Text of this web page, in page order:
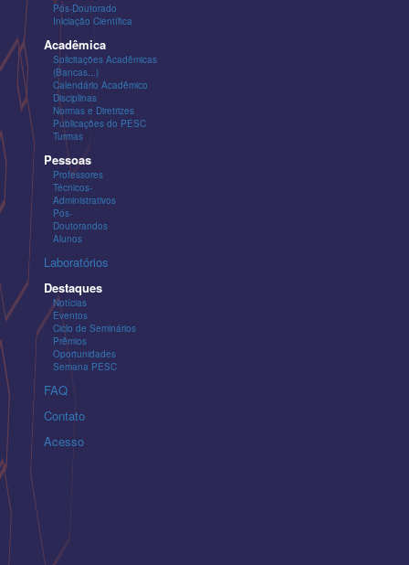
Pós-Doutorado
Iniciação Científica
Acadêmica
Solicitações Acadêmicas
(Bancas...)
Calendário Acadêmico
Disciplinas
Normas e Diretrizes
Publicações do PESC
Turmas
Pessoas
Professores
Técnicos-
Administrativos
Pós-
Doutorandos
Alunos
Laboratórios
Destaques
Notícias
Eventos
Ciclo de Seminários
Prêmios
Oportunidades
Semana PESC
FAQ
Contato
Acesso